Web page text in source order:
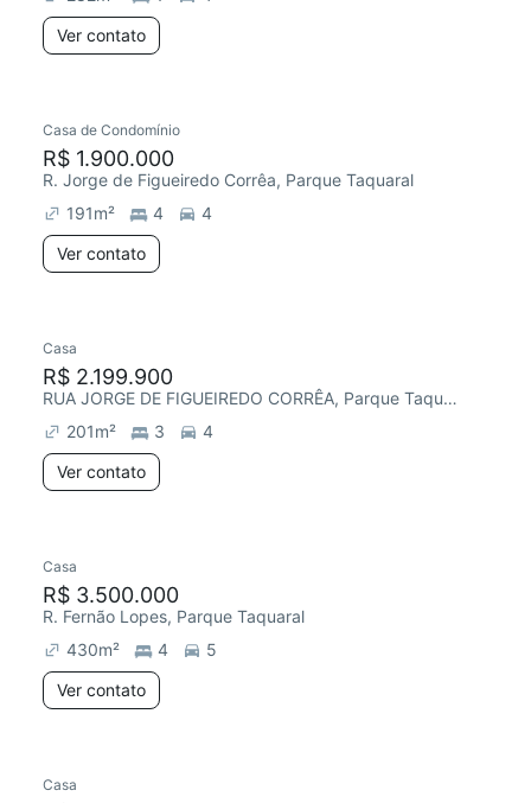
Ver contato
Casa de Condomínio
R$ 1.900.000
R. Jorge de Figueiredo Corrêa, Parque Taquaral
191m² 4
4
Ver contato
Casa
R$ 2.199.900
RUA JORGE DE FIGUEIREDO CORRÊA, Parque Taquaral
201m² 3
4
Ver contato
Casa
R$ 3.500.000
R. Fernão Lopes, Parque Taquaral
430m² 4
5
Ver contato
Casa